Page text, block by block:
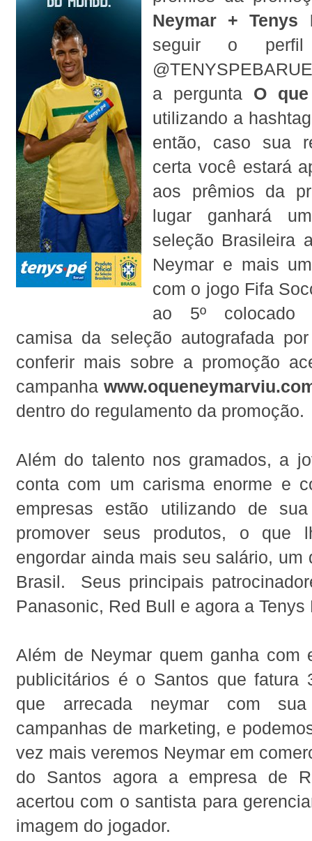
Neymar + Tenys
seguir o
a pergunta O
utilizando a
então, caso sua
certa você estará
aos prêmios da
lugar ganhará
seleção Brasileira
Neymar e mais
com o jogo Fifa
ao 5º colocado
camisa da seleção autografada
conferir mais sobre a promoção
campanha
dentro do regulamento da promoção.
Além do talento nos gramados, a
conta com um carisma enorme e
empresas estão utilizando de
promover seus produtos, o que
engordar ainda mais seu salário, um
Brasil. Seus principais
Panasonic, Red Bull e agora a Tenys
Além de Neymar quem ganha com
publicitários é o Santos que fatura
que arrecada neymar com
campanhas de marketing, e
vez mais veremos Neymar em
do Santos agora a empresa de
acertou com o santista para
imagem do jogador.